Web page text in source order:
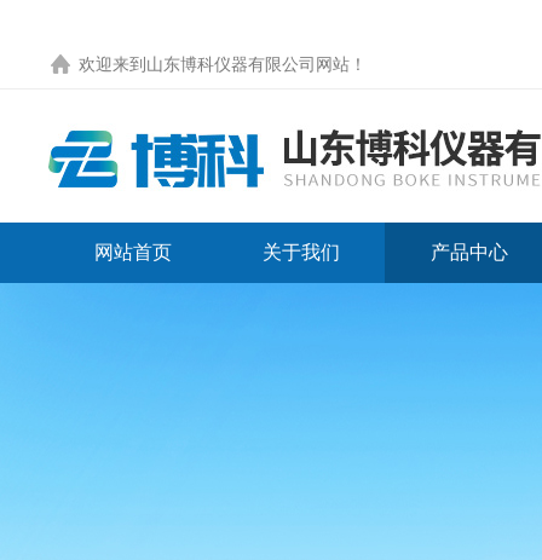
欢迎来到 山东博科仪器有限公司网站 ！
网站首页 关于我们 产品中心